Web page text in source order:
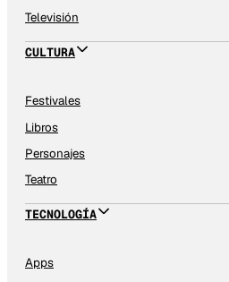
Televisión
CULTURA
Festivales
Libros
Personajes
Teatro
TECNOLOGÍA
Apps